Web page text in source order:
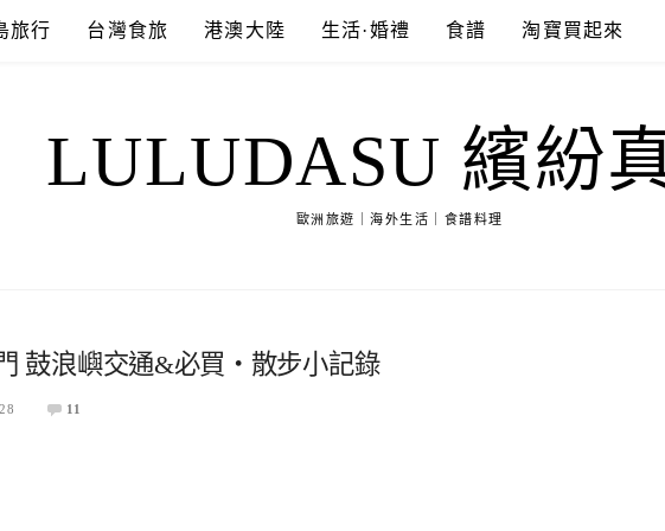
旅行 台灣食旅 港澳大陸 生活·婚禮 食譜 淘寶買起來
LULUDASU 繽紛
歐洲旅遊｜海外生活｜食譜料理
鼓浪嶼交通&必買‧散步小記錄
11